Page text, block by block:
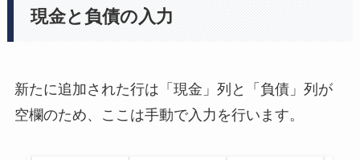
現金と負債の入力
新たに追加された行は「現金」列と「負債」列が
空欄のため、ここは手動で入力を行います。